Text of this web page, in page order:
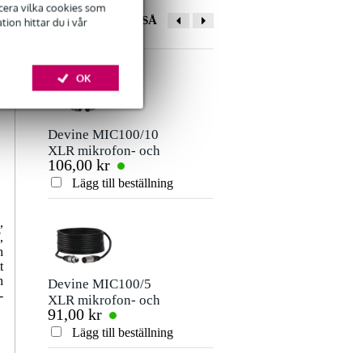
vilka cookies som
hittar du i vår
OK
Lämna en recension
Smeknamn
Betyg
Skicka
Det finns ännu inga recensioner för denna produkt.
ANDRA KÖPTE OCKSÅ
Devine MIC100/10
XLR mikrofon- och
signalkabel 10
meter
106,00 kr
Lägg till beställning
Devine MIC100/5
XLR mikrofon- och
signalkabel 5 meter
91,00 kr
Lägg till beställning